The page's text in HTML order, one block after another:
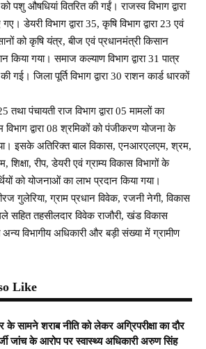
पशु औषधियां वितरित की गईं। राजस्व विभाग द्वारा
डेयरी विभाग द्वारा 35, कृषि विभाग द्वारा 23 एवं
को कृषि यंत्र, बीज एवं प्रधानमंत्री किसान
किया गया। समाज कल्याण विभाग द्वारा 31 पात्र
गई। जिला पूर्ति विभाग द्वारा 30 राशन कार्ड धारकों
तथा पंचायती राज विभाग द्वारा 05 मामलों का
विभाग द्वारा 08 श्रमिकों को पंजीकरण योजना के
इसके अतिरिक्त बाल विकास, एनआरएलएम, श्रम,
रीप, डेयरी एवं ग्राम्य विकास विभागों के
को योजनाओं का लाभ प्रदान किया गया।
गुलेरिया, ग्राम प्रधान विवेक, रजनी नेगी, विकास
सहित तहसीलदार विवेक राजौरी, खंड विकास
अन्य विभागीय अधिकारी और बड़ी संख्या में ग्रामीण
Like
के सामने शराब नीति को लेकर अग्रिपरीक्षा का दौर
जांच के आरोप पर स्वास्थ्य अधिकारी अरुण सिंह